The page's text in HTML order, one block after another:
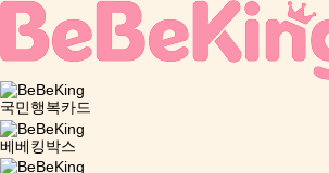
국민행복카드
베베킹박스